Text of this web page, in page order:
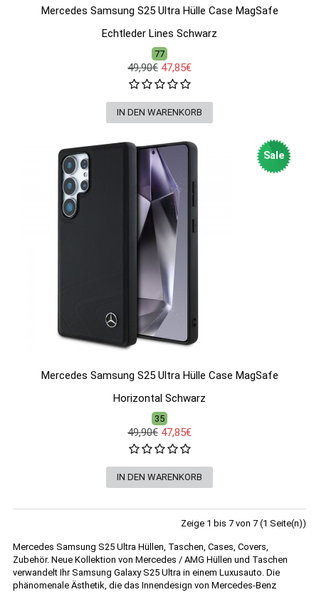
Mercedes Samsung S25 Ultra Hülle Case MagSafe
Echtleder Lines Schwarz
77
49,90€ 47,85€
Sale
Mercedes Samsung S25 Ultra Hülle Case MagSafe
Horizontal Schwarz
35
49,90€ 47,85€
Zeige 1 bis 7 von 7 (1 Seite(n))
Mercedes Samsung S25 Ultra Hüllen, Taschen, Cases, Covers,
Zubehör. Neue Kollektion von Mercedes / AMG Hüllen und Taschen
verwandelt Ihr Samsung Galaxy S25 Ultra in einem Luxusauto. Die
phänomenale Ästhetik, die das Innendesign von Mercedes-Benz